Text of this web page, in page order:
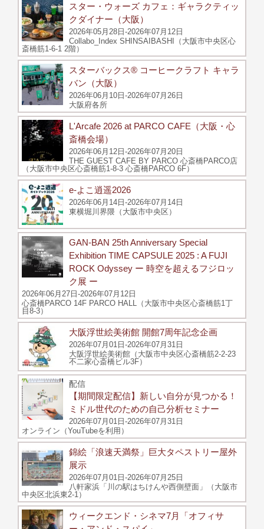
スター・ウォーズ カフェ：ギャラクティッ
クダイナー（大阪）
2026年05月28日-2026年07月12日
Collabo_Index SHINSAIBASHI（大阪市中央区心
斎橋筋1-6-1 2階）
スターバックス® コーヒークラフト キャラ
バン（大阪）
2026年06月10日-2026年07月26日
大阪府各所
L'Arcafe 2026 at PARCO CAFE（大阪・心
斎橋会場）
2026年06月12日-2026年07月20日
THE GUEST CAFE BY PARCO 心斎橋PARCO店
（大阪市中央区心斎橋筋1-8-3 心斎橋PARCO 6F）
e-よこ逍遥2026
2026年06月14日-2026年07月14日
東横堀川界隈（大阪市中央区）
GAN-BAN 25th Anniversary Special
Exhibition TIME CAPSULE 2025 : A FUJI
ROCK Odyssey ー 時空を超えるフジロッ
ク展 ー
2026年06月27日-2026年07月12日
心斎橋PARCO 14F PARCO HALL（大阪市中央区心斎橋筋1丁
目8-3）
大阪浮世絵美術館 開館7周年記念企画
2026年07月01日-2026年07月31日
大阪浮世絵美術館（大阪市中央区心斎橋筋2-2-23
不二家心斎橋ビル3F）
配信
【期間限定配信】新しい自分が見つかる！
ミドル世代のための自己分析セミナー
2026年07月01日-2026年07月31日
オンライン（YouTubeを利用）
錦絵「浪速天満祭」巨大タペストリー屋外
展示
2026年07月01日-2026年07月25日
八軒家浜「川の駅はちけんや西側壁面」（大阪市
中央区北浜東2-1）
ウィークエンド・シネマ7月「オフィサ